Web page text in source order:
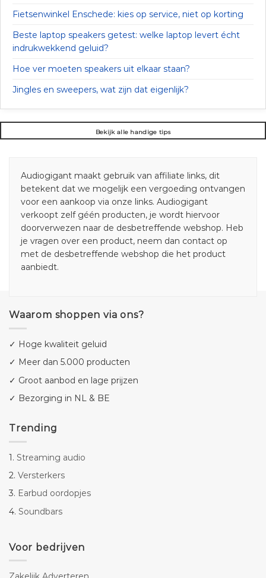
Fietsenwinkel Enschede: kies op service, niet op korting
Beste laptop speakers getest: welke laptop levert écht
indrukwekkend geluid?
Hoe ver moeten speakers uit elkaar staan?
Jingles en sweepers, wat zijn dat eigenlijk?
Bekijk alle handige tips
Audiogigant maakt gebruik van affiliate links, dit
betekent dat we mogelijk een vergoeding ontvangen
voor een aankoop via onze links. Audiogigant
verkoopt zelf géén producten, je wordt hiervoor
doorverwezen naar de desbetreffende webshop. Heb
je vragen over een product, neem dan contact op
met de desbetreffende webshop die het product
aanbiedt.
Waarom shoppen via ons?
✓ Hoge kwaliteit geluid
✓ Meer dan 5.000 producten
✓ Groot aanbod en lage prijzen
✓ Bezorging in NL & BE
Trending
1. Streaming audio
2. Versterkers
3. Earbud oordopjes
4. Soundbars
Voor bedrijven